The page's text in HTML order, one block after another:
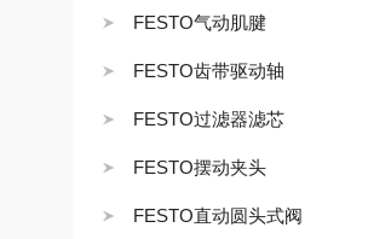
FESTO气动肌腱
FESTO齿带驱动轴
FESTO过滤器滤芯
FESTO摆动夹头
FESTO直动圆头式阀